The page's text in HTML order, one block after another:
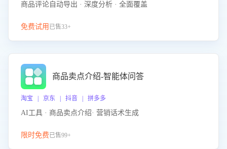
商品评论自动导出 · 深度分析 · 全面覆盖
免费试用 已售33+
商品卖点介绍-智能体问答
淘宝 | 京东 | 抖音 | 拼多多
AI工具 · 商品卖点介绍· 营销话术生成
限时免费已售99+